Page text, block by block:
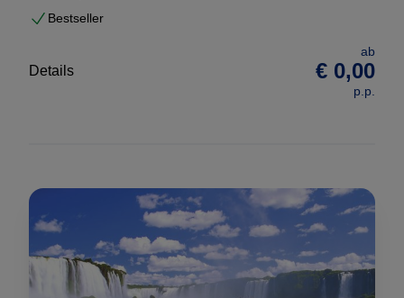
Bestseller
ab
€ 0,00
p.p.
Details